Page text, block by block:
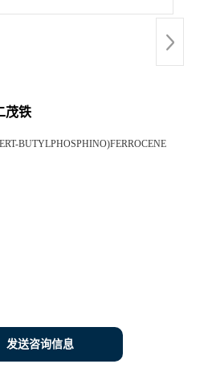
茂铁
BUTYLPHOSPHINO)FERROCENE
发送咨询信息